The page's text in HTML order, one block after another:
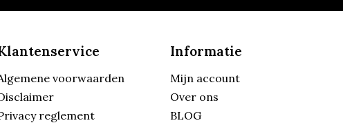
voorwaarden
reglement
Informatie
Mijn account
Over ons
BLOG